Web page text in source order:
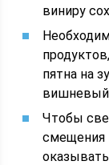
виниру
пятна на
вишневый
Чтобы
смещения